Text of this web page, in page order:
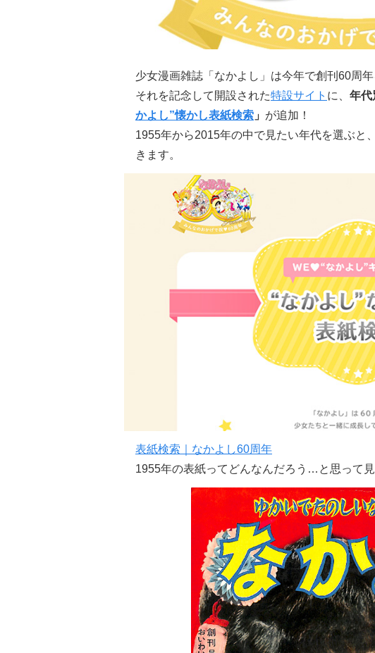
少女漫画雑誌「なかよし」は今年で創刊60周年
それを記念して開設された特設サイト に、 年代
かよし”懐かし表紙検索 」 が追加！
1955年から2015年の中で見たい年代を選ぶと
きます。
表紙検索｜なかよし60周年
1955年の表紙ってどんなんだろう…と思って見